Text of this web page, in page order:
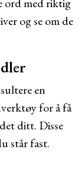
ord med riktig
og se om de
en
for å få
ditt. Disse
står fast.